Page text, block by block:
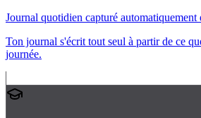
Journal quotidien capturé automatiquement
Ton journal s'écrit tout seul à partir de ce
journée.